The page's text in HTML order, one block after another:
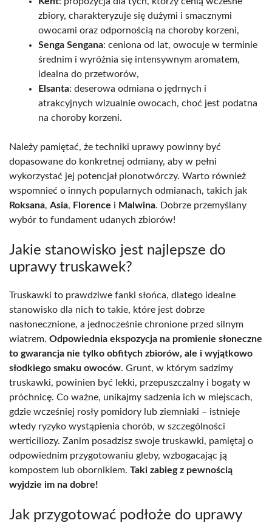
zbiory, charakteryzuje się dużymi i smacznymi
owocami oraz odpornością na choroby korzeni,
Senga Sengana: ceniona od lat, owocuje w terminie
średnim i wyróżnia się intensywnym aromatem,
idealna do przetworów,
Elsanta: deserowa odmiana o jędrnych i
atrakcyjnych wizualnie owocach, choć jest podatna
na choroby korzeni.
Należy pamiętać, że techniki uprawy powinny być
dopasowane do konkretnej odmiany, aby w pełni
wykorzystać jej potencjał plonotwórczy. Warto również
wspomnieć o innych popularnych odmianach, takich jak
Roksana, Asia, Florence i Malwina. Dobrze przemyślany
wybór to fundament udanych zbiorów!
Jakie stanowisko jest najlepsze do
uprawy truskawek?
Truskawki to prawdziwe fanki słońca, dlatego idealne
stanowisko dla nich to takie, które jest dobrze
nasłonecznione, a jednocześnie chronione przed silnym
wiatrem. Odpowiednia ekspozycja na promienie słoneczne
to gwarancja nie tylko obfitych zbiorów, ale i wyjątkowo
słodkiego smaku owoców. Grunt, w którym sadzimy
truskawki, powinien być lekki, przepuszczalny i bogaty w
próchnicę. Co ważne, unikajmy sadzenia ich w miejscach,
gdzie wcześniej rosły pomidory lub ziemniaki – istnieje
wtedy ryzyko wystąpienia chorób, w szczególności
werticiliozy. Zanim posadzisz swoje truskawki, pamiętaj o
odpowiednim przygotowaniu gleby, wzbogacając ją
kompostem lub obornikiem. Taki zabieg z pewnością
wyjdzie im na dobre!
Jak przygotować podłoże do uprawy